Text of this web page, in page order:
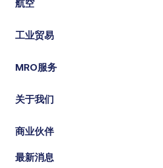
航空
工业贸易
MRO服务
关于我们
商业伙伴
最新消息